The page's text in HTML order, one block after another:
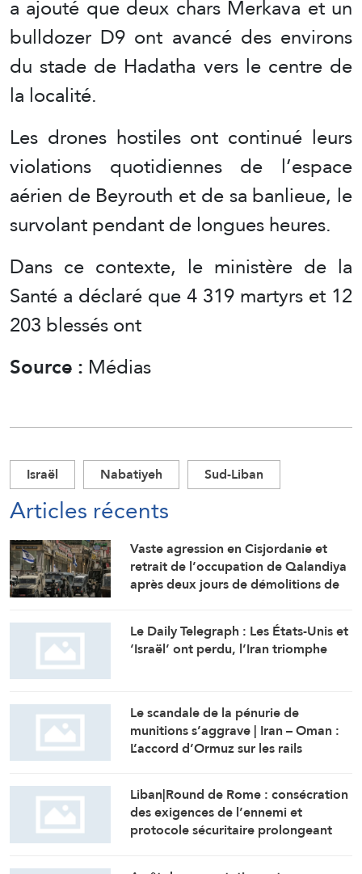
a ajouté que deux chars Merkava et un
bulldozer D9 ont avancé des environs
du stade de Hadatha vers le centre de
la localité.
Les drones hostiles ont continué leurs
violations quotidiennes de l’espace
aérien de Beyrouth et de sa banlieue, le
survolant pendant de longues heures.
Dans ce contexte, le ministère de la
Santé a déclaré que 4 319 martyrs et 12
203 blessés ont
Source : Médias
Israël Nabatiyeh Sud-Liban
Articles récents
Vaste agression en Cisjordanie et
retrait de l’occupation de Qalandiya
après deux jours de démolitions de
Le Daily Telegraph : Les États-Unis et
‘Israël’ ont perdu, l’Iran triomphe
Le scandale de la pénurie de
munitions s’aggrave | Iran – Oman :
L’accord d’Ormuz sur les rails
Liban|Round de Rome : consécration
des exigences de l’ennemi et
protocole sécuritaire prolongeant